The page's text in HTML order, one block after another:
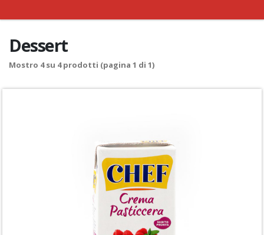
Dessert
Mostro 4su 4prodotti (pagina 1 di 1)